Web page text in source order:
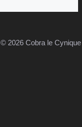
© 2026 Cobra le